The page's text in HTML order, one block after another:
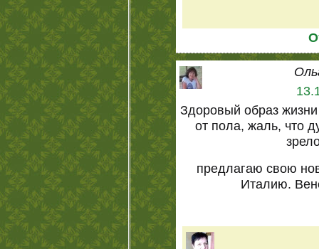
Здоровый образ
от пола, жаль, что
предлагаю свою
Италию.